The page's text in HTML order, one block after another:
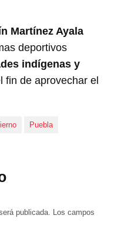
Martínez Ayala
deportivos
indígenas y
fin de aprovechar el
Puebla
publicada. Los campos